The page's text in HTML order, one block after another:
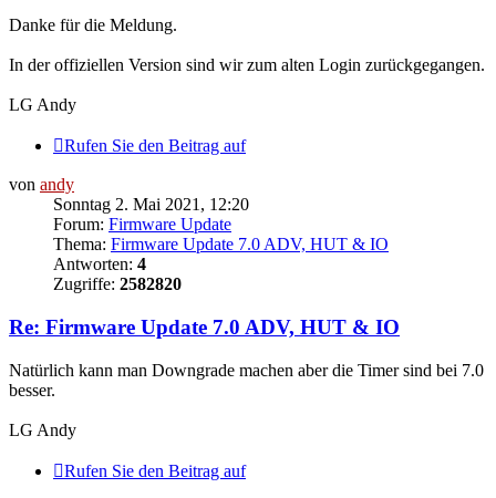
Danke für die Meldung.
In der offiziellen Version sind wir zum alten Login zurückgegangen.
LG Andy
Rufen Sie den Beitrag auf
von andy
Sonntag 2. Mai 2021, 12:20
Forum: Firmware Update
Thema: Firmware Update 7.0 ADV, HUT & IO
Antworten: 4
Zugriffe: 2582820
Re: Firmware Update 7.0 ADV, HUT & IO
Natürlich kann man Downgrade machen aber die Timer sind bei 7.0
besser.
LG Andy
Rufen Sie den Beitrag auf